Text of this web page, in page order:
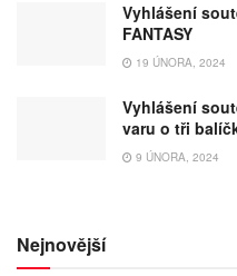
Vyhlášení
FANTASY
19 ÚNORA, 2024
Vyhlášení
varu o tři
9 ÚNORA, 2024
Nejnovější